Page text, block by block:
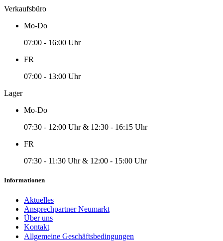
Verkaufsbüro
Mo-Do
07:00 - 16:00 Uhr
FR
07:00 - 13:00 Uhr
Lager
Mo-Do
07:30 - 12:00 Uhr & 12:30 - 16:15 Uhr
FR
07:30 - 11:30 Uhr & 12:00 - 15:00 Uhr
Informationen
Aktuelles
Ansprechpartner Neumarkt
Über uns
Kontakt
Allgemeine Geschäftsbedingungen